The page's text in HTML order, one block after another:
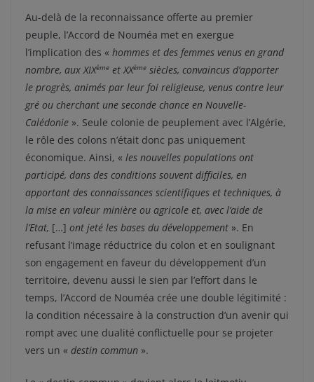
Au-delà de la reconnaissance offerte au premier
peuple, l’Accord de Nouméa met en exergue
l’implication des « hommes et des femmes venus en grand
nombre, aux XIXème et XXème siècles, convaincus d’apporter
le progrès, animés par leur foi religieuse, venus contre leur
gré ou cherchant une seconde chance en Nouvelle-
Calédonie ». Seule colonie de peuplement avec l’Algérie,
le rôle des colons n’était donc pas uniquement
économique. Ainsi, « les nouvelles populations ont
participé, dans des conditions souvent difficiles, en
apportant des connaissances scientifiques et techniques, à
la mise en valeur minière ou agricole et, avec l’aide de
l’Etat, […] ont jeté les bases du développement ». En
refusant l’image réductrice du colon et en soulignant
son engagement en faveur du développement d’un
territoire, devenu aussi le sien par l’effort dans le
temps, l’Accord de Nouméa crée une double légitimité :
la condition nécessaire à la construction d’un avenir qui
rompt avec une dualité conflictuelle pour se projeter
vers un « destin commun ».